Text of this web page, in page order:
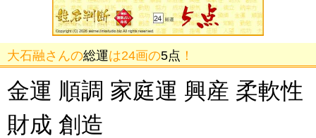
大石融さんの総運は24画の5点 ！
金運 順調 家庭運 興産 柔軟性
財成 創造